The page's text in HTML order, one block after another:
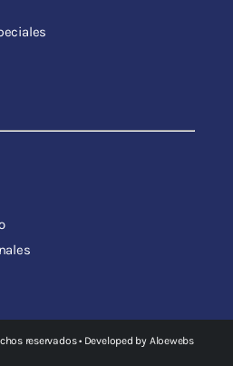
reservados • Developed by Aloewebs